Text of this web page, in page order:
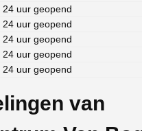
24 uur geopend
24 uur geopend
24 uur geopend
24 uur geopend
24 uur geopend
van